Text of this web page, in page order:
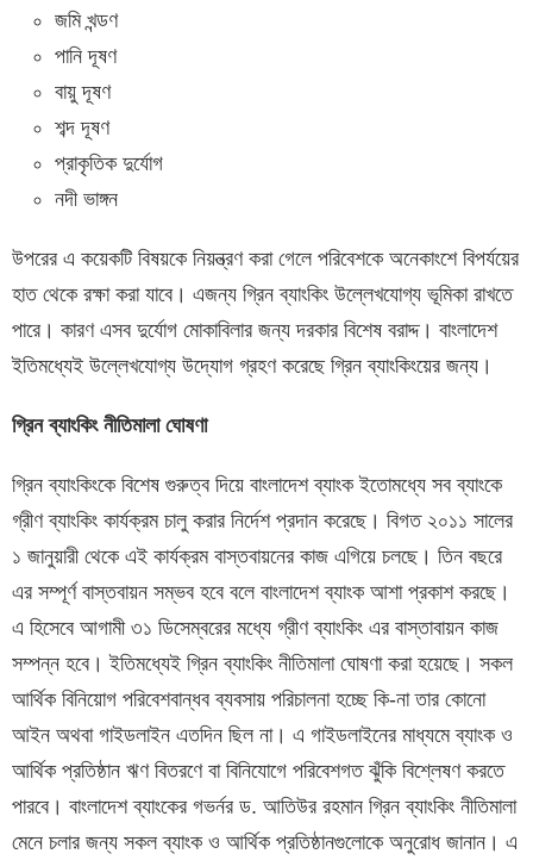
জমি খন্ডণ
পানি দূষণ
বায়ু দূষণ
শব্দ দূষণ
প্রাকৃতিক দুর্যোগ
নদী ভাঙ্গন
উপরের এ কয়েকটি বিষয়কে নিয়ন্ত্রণ করা গেলে পরিবেশকে অনেকাংশে বিপর্যয়ের
হাত থেকে রক্ষা করা যাবে। এজন্য গ্রিন ব্যাংকিং উল্লেখযোগ্য ভূমিকা রাখতে
পারে। কারণ এসব দুর্যোগ মোকাবিলার জন্য দরকার বিশেষ বরাদ্দ। বাংলাদেশ
ইতিমধ্যেই উল্লেখযোগ্য উদ্যোগ গ্রহণ করেছে গ্রিন ব্যাংকিংয়ের জন্য।
গ্রিন ব্যাংকিং নীতিমালা ঘোষণা
গ্রিন ব্যাংকিংকে বিশেষ গুরুত্ব দিয়ে বাংলাদেশ ব্যাংক ইতোমধ্যে সব ব্যাংকে
গ্রীণ ব্যাংকিং কার্যক্রম চালু করার নির্দেশ প্রদান করেছে। বিগত ২০১১ সালের
১ জানুয়ারী থেকে এই কার্যক্রম বাস্তবায়নের কাজ এগিয়ে চলছে। তিন বছরে
এর সম্পূর্ণ বাস্তবায়ন সম্ভব হবে বলে বাংলাদেশ ব্যাংক আশা প্রকাশ করছে।
এ হিসেবে আগামী ৩১ ডিসেম্বরের মধ্যে গ্রীণ ব্যাংকিং এর বাস্তাবায়ন কাজ
সম্পন্ন হবে। ইতিমধ্যেই গ্রিন ব্যাংকিং নীতিমালা ঘোষণা করা হয়েছে। সকল
আর্থিক বিনিয়োগ পরিবেশবান্ধব ব্যবসায় পরিচালনা হচ্ছে কি-না তার কোনো
আইন অথবা গাইডলাইন এতদিন ছিল না। এ গাইডলাইনের মাধ্যমে ব্যাংক ও
আর্থিক প্রতিষ্ঠান ঋণ বিতরণে বা বিনিযোগে পরিবেশগত ঝুঁকি বিশ্লেষণ করতে
পারবে। বাংলাদেশ ব্যাংকের গভর্নর ড. আতিউর রহমান গ্রিন ব্যাংকিং নীতিমালা
মেনে চলার জন্য সকল ব্যাংক ও আর্থিক প্রতিষ্ঠানগুলোকে অনুরোধ জানান। এ